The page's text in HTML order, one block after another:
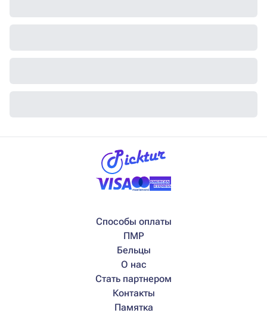
Способы оплаты
ПМР
Бельцы
О нас
Стать партнером
Контакты
Памятка